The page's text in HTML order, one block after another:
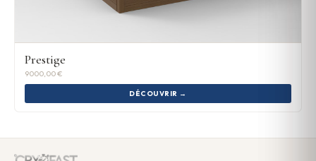
Prestige
9000,00 €
DÉCOUVRIR →